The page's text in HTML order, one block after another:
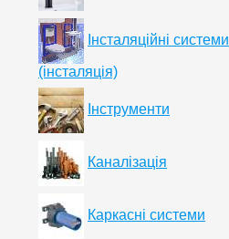
Інсталяційні системи
(інсталяція)
Інструменти
Каналізація
Каркасні системи